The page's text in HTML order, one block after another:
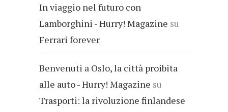
In viaggio nel futuro con
Lamborghini - Hurry! Magazine su
Ferrari forever
Benvenuti a Oslo, la città proibita
alle auto - Hurry! Magazine su
Trasporti: la rivoluzione finlandese